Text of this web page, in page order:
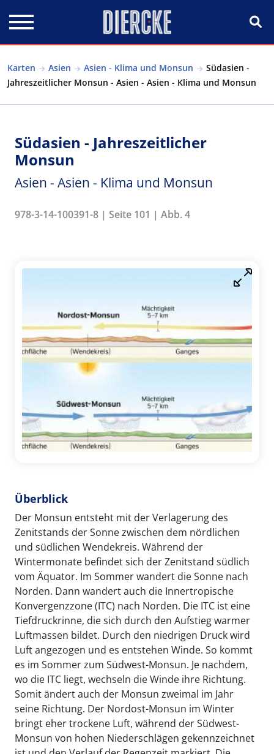
Karten Asien Asien - Klima und Monsun
Südasien -
Jahreszeitlicher Monsun - Asien - Asien - Klima und Monsun
Südasien - Jahreszeitlicher
Monsun
Asien - Asien - Klima und Monsun
978-3-14-100391-8 | Seite 101 | Abb. 4
Überblick
Der Monsun entsteht mit der Verlagerung des
Zenitstands der Sonne zwischen dem nördlichen
und südlichen Wendekreis. Während der
Wintermonate befindet sich der Zenitstand südlich
vom Äquator. Im Sommer wandert die Sonne nach
Norden. Dann wandert auch die Innertropische
Konvergenzzone (ITC) nach Norden. Die ITC ist eine
Tiefdruckrinne, die sich durch den Aufstieg warmer
Luftmassen bildet. Durch den niedrigen Druck wird
Luft angezogen und es entstehen Winde. So kommt
es im Sommer zum Südwest-Monsun. Je nachdem,
wo die ITC liegt, wechseln die Winde ihre Richtung.
Somit ändert auch der Monsun zweimal im Jahr
seine Richtung. Der Nordost-Monsun im Winter
bringt eher trockene Luft, während der Südwest-
Monsun von hohen Niederschlägen gekennzeichnet